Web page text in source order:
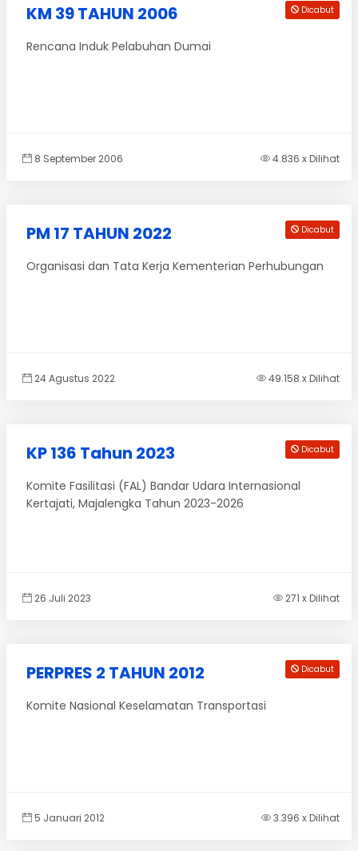
Dicabut
KM 39 TAHUN 2006
Rencana Induk Pelabuhan Dumai
8 September 2006 4.836 x Dilihat
Dicabut
PM 17 TAHUN 2022
Organisasi dan Tata Kerja Kementerian Perhubungan
24 Agustus 2022 49.158 x Dilihat
Dicabut
KP 136 Tahun 2023
Komite Fasilitasi (FAL) Bandar Udara Internasional
Kertajati, Majalengka Tahun 2023-2026
26 Juli 2023 271 x Dilihat
Dicabut
PERPRES 2 TAHUN 2012
Komite Nasional Keselamatan Transportasi
5 Januari 2012 3.396 x Dilihat